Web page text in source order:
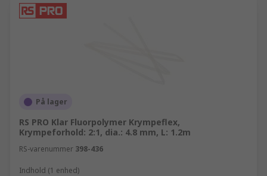
På lager
RS PRO Klar Fluorpolymer Krympeflex,
Krympeforhold: 2:1, dia.: 4.8 mm, L: 1.2m
RS-varenummer 398-436
Indhold (1 enhed)